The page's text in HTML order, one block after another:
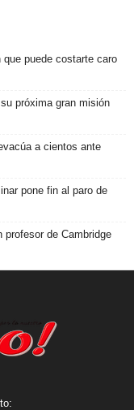
puede costarte caro
próxima gran misión
a cientos ante
pone fin al paro de
de Cambridge